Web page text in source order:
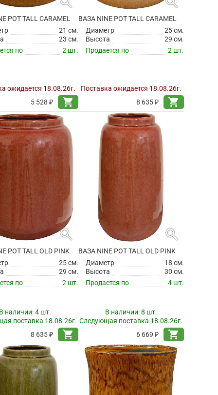
POT TALL CARAMEL
21 см.
23 см.
по
2 шт.
ожидается 18.08.26г.
5 528 ₽
shopping_cart
ВАЗА NINE POT TALL CARAMEL
Диаметр
25 см.
Высота
29 см.
Продается по
2 шт.
Поставка ожидается 18.08.26г.
8 635 ₽
shopping_cart
search
POT TALL OLD PINK
25 см.
29 см.
по
2 шт.
наличии:4 шт.
поставка 18.08.26г.
8 635 ₽
shopping_cart
search
ВАЗА NINE POT TALL OLD PINK
Диаметр
18 см.
Высота
30 см.
Продается по
4 шт.
В наличии:8 шт.
Следующая поставка 18.08.26г.
6 669 ₽
shopping_cart